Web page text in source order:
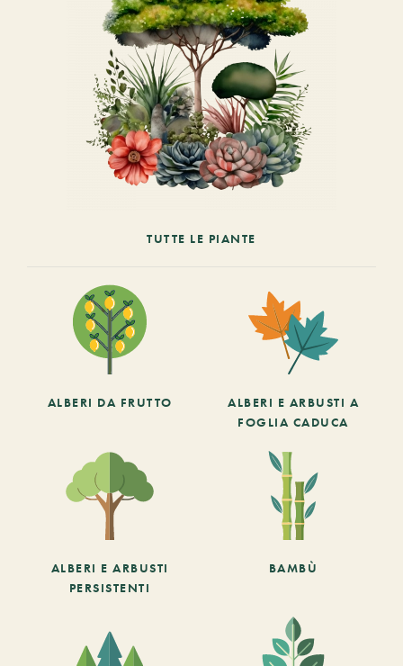
TUTTE LE PIANTE
ALBERI DA FRUTTO
ALBERI E ARBUSTI A
FOGLIA CADUCA
ALBERI E ARBUSTI
PERSISTENTI
BAMBÙ